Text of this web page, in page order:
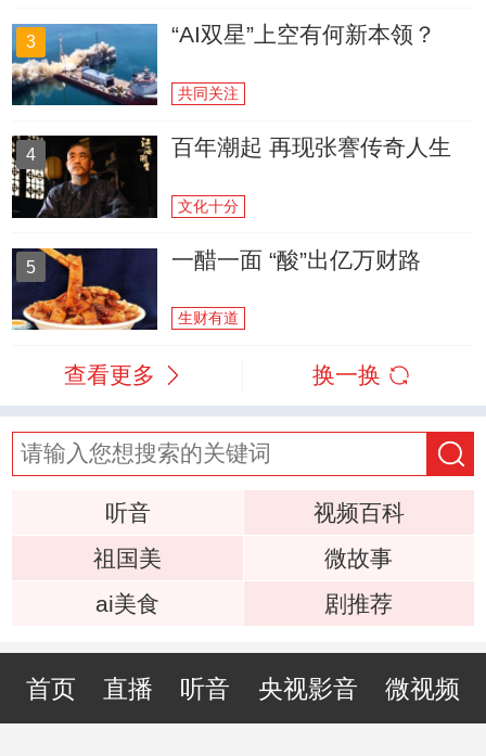
3 “AI双星”上空有何新本领？
共同关注
4 百年潮起 再现张謇传奇人生
文化十分
5 一醋一面 “酸”出亿万财路
生财有道
查看更多 换一换
听音
视频百科
祖国美
微故事
ai美食
剧推荐
首页 直播 听音 央视影音 微视频